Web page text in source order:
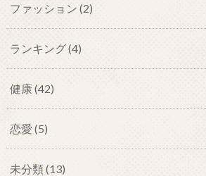
ファッション (2)
ランキング(4)
健康(42)
恋愛 (5)
未分類(13)